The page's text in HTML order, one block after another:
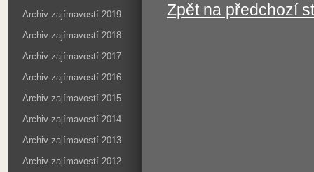
Archiv zajímavostí 2019
Archiv zajímavostí 2018
Archiv zajímavostí 2017
Archiv zajímavostí 2016
Archiv zajímavostí 2015
Archiv zajímavostí 2014
Archiv zajímavostí 2013
Archiv zajímavostí 2012
Zpět na předchozí